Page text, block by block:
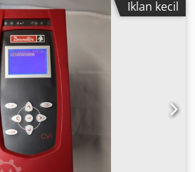
No-load speed: 200 to 480 rpm
Nm Cedpfx Aiscr H Eaepsha Drive:
mm Weight without battery: 1.2 kg
Iklan kecil